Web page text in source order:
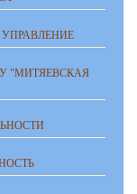
"МИТЯЕВСКАЯ